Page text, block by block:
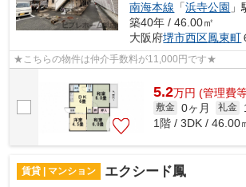
南海本線 「浜寺公園
築40年 / 46.00㎡
大阪府堺市西区鳳東町
★こちらの物件は仲介手数料が11,000円です★
5.2万円 (管理費
敷金 0ヶ月 礼金
1階 / 3DK / 46.00
賃貸 | マンション エクシード鳳